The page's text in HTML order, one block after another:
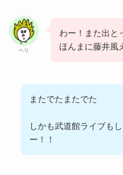
ヘリ
わー！また出と
ほんまに藤井風
またでたまたでた
しかも武道館ライブも
ー！！